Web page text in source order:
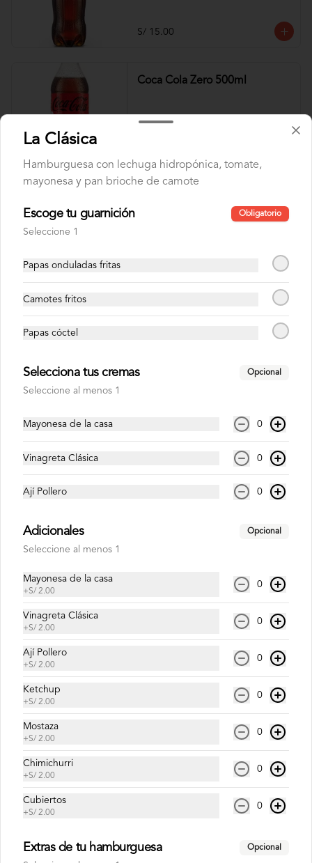
S/ 15.00
Coca Cola Zero 500ml
S/ 6.00
S/ 15.00
Inca Kola Zero 500ml
Conócenos
La Clásica
Hamburguesa con lechuga hidropónica, tomate,
mayonesa y pan brioche de camote
Escoge tu guarnición Obligatorio
Seleccione 1
Papas onduladas fritas
Camotes fritos
Papas cóctel
Selecciona tus cremas Opcional
Seleccione al menos 1
Mayonesa de la casa 0
Vinagreta Clásica 0
Ají Pollero 0
Adicionales Opcional
Seleccione al menos 1
Mayonesa de la casa
+S/ 2.00
0
Vinagreta Clásica
+S/ 2.00
0
Ají Pollero
+S/ 2.00
0
Ketchup
+S/ 2.00
0
Mostaza
+S/ 2.00
0
Chimichurri
+S/ 2.00
0
Cubiertos
+S/ 2.00
0
Extras de tu hamburguesa Opcional